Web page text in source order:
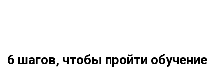
6 шагов, чтобы пройти обучение